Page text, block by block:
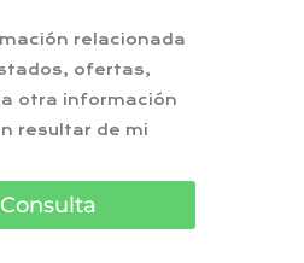
relacionada
ofertas,
otra información
resultar de mi